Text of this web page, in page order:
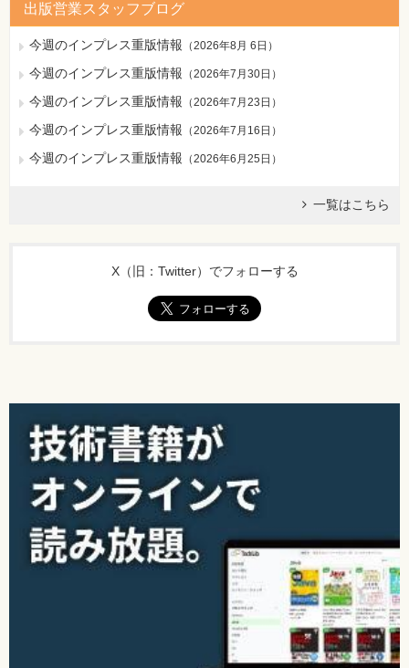
出版営業スタッフブログ
今週のインプレス重版情報 （2026年8月 6日 ）
今週のインプレス重版情報 （2026年7月30日 ）
今週のインプレス重版情報 （2026年7月23日 ）
今週のインプレス重版情報 （2026年7月16日 ）
今週のインプレス重版情報 （2026年6月25日 ）
一覧はこちら
X（旧：Twitter）でフォローする